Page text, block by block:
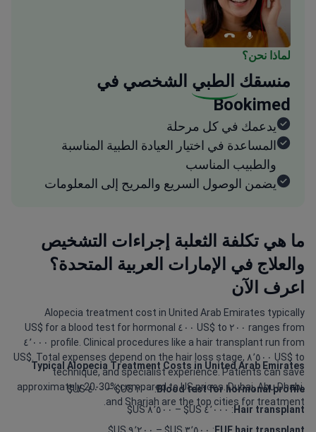
ما هي تكلفة الثعلبة إجراءات التشخيص
والعلاج في الإمارات العربية المتحدة؟
اعرف الآن
Alopecia treatment cost in United Arab Emirates typically
ranges from ٢٠٠ US$ to ٤٠٠ US$ for a blood test for hormonal
profile. Clinical procedures like a hair transplant run from ٤٬٠٠٠
US$ to ٨٬٥٠٠ US$. Total expenses depend on the hair loss stage,
technique, and specialist experience. Patients can save
approximately 20-30% compared to US prices. Dubai, Abu Dhabi,
and Sharjah are the top cities for treatment.
Typical Alopecia Treatment Costs in United Arab Emirates
Blood test for hormonal profile: ٢٠٠ US$ – ٤٠٠ US$
Hair transplant : ٤٬٠٠٠ US$ – ٨٬٥٠٠ US$
لماذا نحن؟
منسقك الطبي الشخصي في
Bookimed
يدعمك في كل مرحلة
المساعدة في اختيار العيادة الطبية المناسبة
والطبيب المناسب
يضمن الوصول السريع والمريح إلى المعلومات